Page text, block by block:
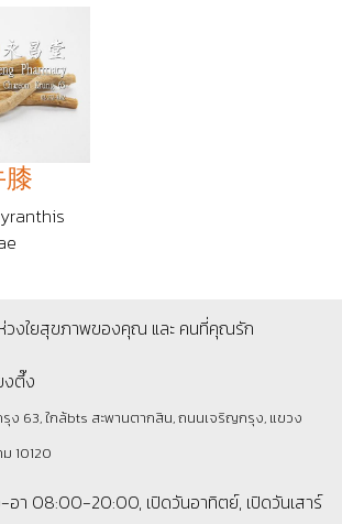
ห่วงใยสุขภาพของคุณ และ คนที่คุณรัก
งตึ๊ง
ง 63, ใกล้bts สะพานตากสิน, ถนนเจริญกรุง, แขวง
10120
-อา 08:00-20:00, เปิดวันอาทิตย์, เปิดวันเสาร์